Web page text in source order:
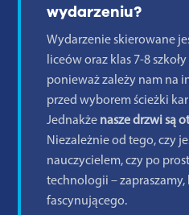
wydarzeniu?
Wydarzenie skierowane
liceów oraz klas 7-8
ponieważ zależy nam na
przed wyborem ścieżki
Jednakże nasze drzwi są
Niezależnie od tego, czy
nauczycielem, czy po
technologii –
fascynującego.